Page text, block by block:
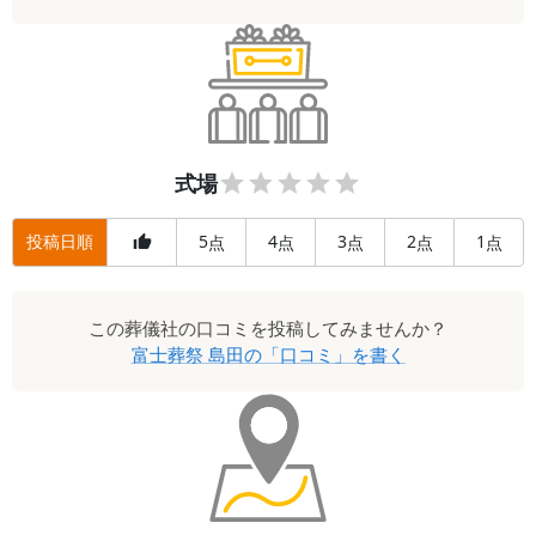
式場
投稿日順 5点 4点 3点 2点 1 点
この葬儀社の口コミを投稿してみませんか？
富士葬祭 島田の「口コミ」を書く